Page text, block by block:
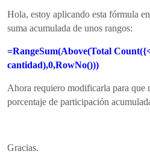
Hola, estoy aplicando esta fórmula
suma acumulada de unos rangos:
=RangeSum(Above(Total
cantidad),0,RowNo()))
Ahora requiero modificarla para que
porcentaje de participación
Gracias.